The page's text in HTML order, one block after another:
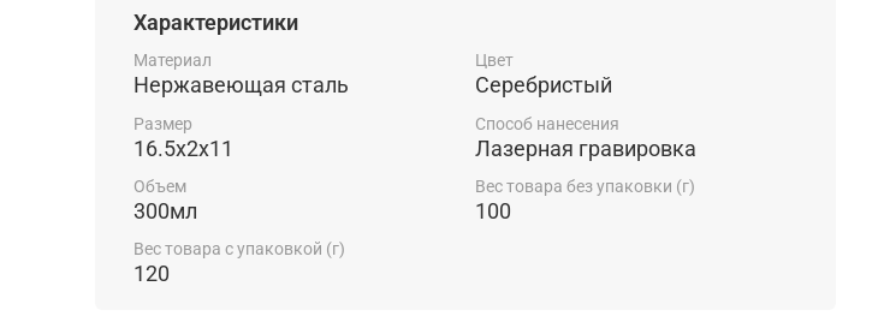
Характеристики
Материал
Нержавеющая сталь
Цвет
Серебристый
Размер
16.5х2х11
Способ нанесения
Лазерная гравировка
Объем
300мл
Вес товара без упаковки (г)
100
Вес товара с упаковкой (г)
120